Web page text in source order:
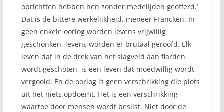
oprichtten hebben hen zonder medelijden geofferd.’
Dat is de bittere werkelijkheid, meneer Francken. In
geen enkele oorlog worden levens vrijwillig
geschonken, levens worden er brutaal geroofd. Elk
leven dat in de drek van het slagveld aan flarden
wordt geschoten, is een leven dat moedwillig wordt
vergooid. En de oorlog is geen verschrikking die plots
uit het niets opdoemt. Het is een verschrikking
waartoe door mensen wordt beslist. Niet door de